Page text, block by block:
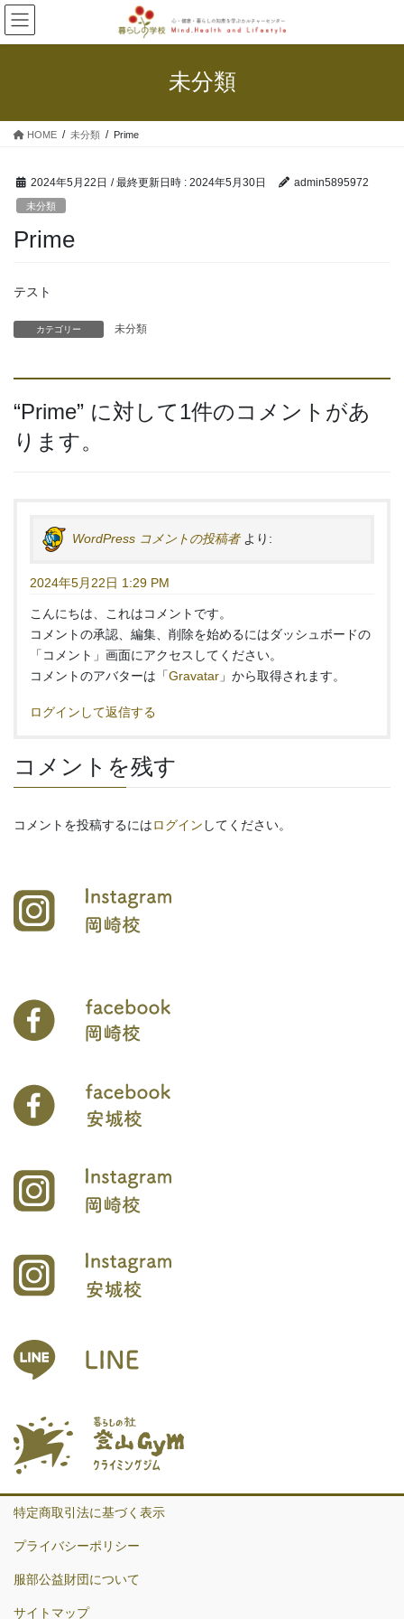
コ
ン
テ
ス
ナ
ビ
ゲ
ン
未分類
HOME 未分類 Prime
2024年5月22日 / 最終更新日時 : 2024年5月30日 admin5895972
未分類
Prime
テスト
カテゴリー 未分類
“Prime” に対して1件のコメントがあ
ります。
WordPress コメントの投稿者 より:
2024年5月22日 1:29 PM
こんにちは、これはコメントです。
コメントの承認、編集、削除を始めるにはダッシュボードの
「コメント」画面にアクセスしてください。
コメントのアバターは「Gravatar 」から取得されます。
ログインして返信する
コメントを残す
コメントを投稿するにはログイン してください。
特定商取引法に基づく表示
プライバシーポリシー
服部公益財団について
サイトマップ